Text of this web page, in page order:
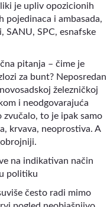
je upliv opozicionih
pojedinaca i ambasada,
SANU, SPC, esnafske
pitanja – čime je
za bunt? Neposredan
železničkoj
i neodgovarajuća
to je ipak samo
krvava, neoprostiva. A
na indikativan način
politiku
često radi mimo